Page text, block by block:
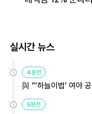
실시간 뉴스
4분전
與 "'하늘이법' 여야
9분전